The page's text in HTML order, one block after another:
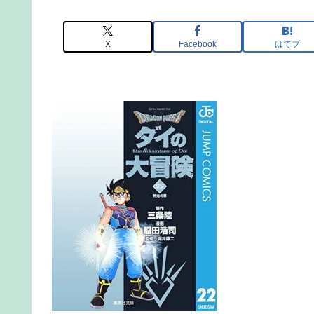
X Facebook はてブ